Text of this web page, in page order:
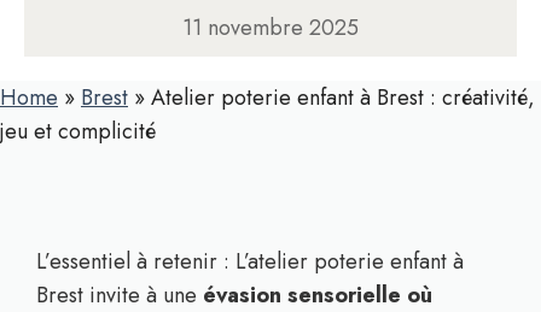
11 novembre 2025
Home » Brest »Atelier poterie enfant à Brest : créativité,
jeu et complicité
L’essentiel à retenir : L’atelier poterie enfant à
Brest invite à une évasion sensorielle où